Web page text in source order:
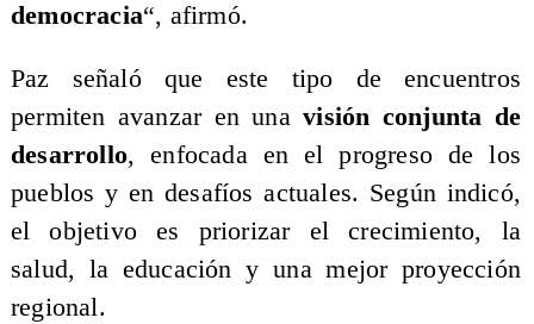
democracia“, afirmó.
Paz señaló que este tipo de encuentros
permiten avanzar en unavisión conjunta de
desarrollo, enfocada en el progreso de los
pueblos y en desafíos actuales. Según indicó,
el objetivo es priorizar el crecimiento, la
salud, la educación y una mejor proyección
regional.